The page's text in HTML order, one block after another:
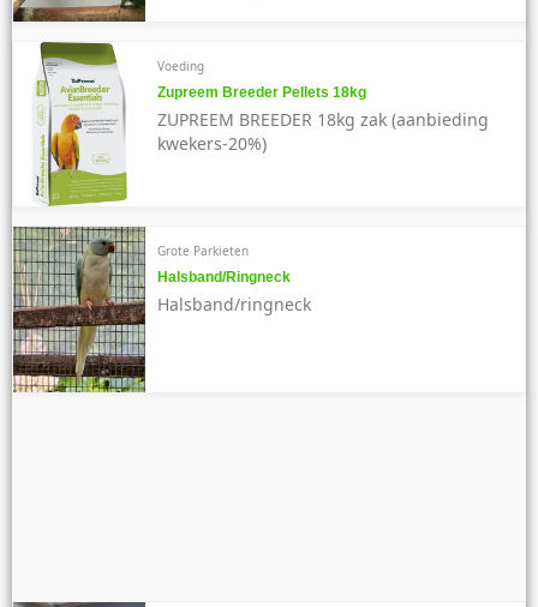
Voeding
Zupreem Breeder Pellets 18kg
ZUPREEM BREEDER 18kg zak (aanbieding
kwekers-20%)
Grote Parkieten
Halsband/ringneck
Halsband/ringneck